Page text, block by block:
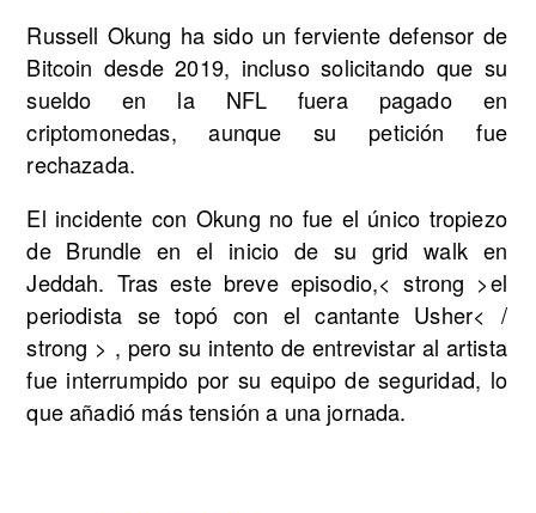
Russell Okung ha sido un ferviente defensor de
Bitcoin desde 2019, incluso solicitando que su
sueldo en la NFL fuera pagado en
criptomonedas, aunque su petición fue
rechazada.
El incidente con Okung no fue el único tropiezo
de Brundle en el inicio de su grid walk en
Jeddah. Tras este breve episodio,< strong >el
periodista se topó con el cantante Usher< /
strong > , pero su intento de entrevistar al artista
fue interrumpido por su equipo de seguridad, lo
que añadió más tensión a una jornada.